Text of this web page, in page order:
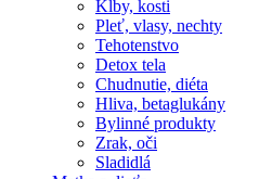
Kĺby, kosti
Pleť, vlasy, nechty
Tehotenstvo
Detox tela
Chudnutie, diéta
Hliva, betaglukány
Bylinné produkty
Zrak, oči
Sladidlá